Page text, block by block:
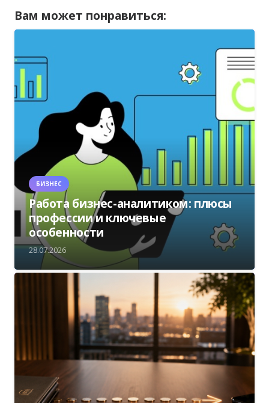
Вам может понравиться:
БИЗНЕС
Работа бизнес-аналитиком: плюсы
профессии и ключевые
особенности
28.07.2026